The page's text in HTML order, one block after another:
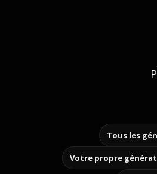
Tous les
Votre propre